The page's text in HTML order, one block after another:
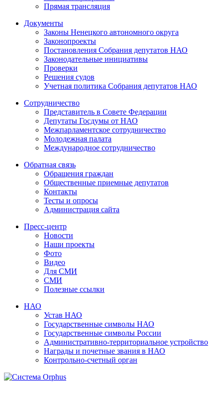
Прямая трансляция
Документы
Законы Ненецкого автономного округа
Законопроекты
Постановления Собрания депутатов НАО
Законодательные инициативы
Проверки
Решения судов
Учетная политика Собрания депутатов НАО
Сотрудничество
Представитель в Совете Федерации
Депутаты Госдумы от НАО
Межпарламентское сотрудничество
Молодежная палата
Международное сотрудничество
Обратная cвязь
Обращения граждан
Общественные приемные депутатов
Контакты
Тесты и опросы
Администрация сайта
Пресс-центр
Новости
Наши проекты
Фото
Видео
Для СМИ
СМИ
Полезные ссылки
НАО
Устав НАО
Государственные символы НАО
Государственные символы России
Административно-территориальное устройство
Награды и почетные звания в НАО
Контрольно-счетный орган